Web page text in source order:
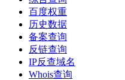
百度权重
历史数据
备案查询
反链查询
IP反查域名
Whois查询